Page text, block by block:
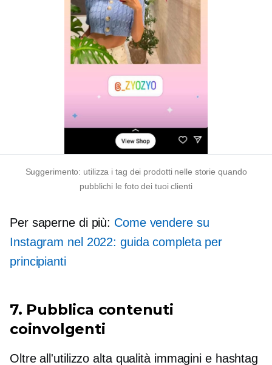
Suggerimento: utilizza i tag dei prodotti nelle storie quando
pubblichi le foto dei tuoi clienti
Per saperne di più: Come vendere su
Instagram nel 2022: guida completa per
principianti
7. Pubblica contenuti
coinvolgenti
Oltre all'utilizzoalta qualitàimmagini e hashtag